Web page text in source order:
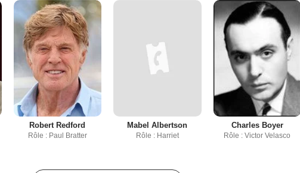
Robert Redford
Rôle : Paul Bratter
Mabel Albertson
Rôle : Harriet
Charles Boyer
Rôle : Victor Velasco